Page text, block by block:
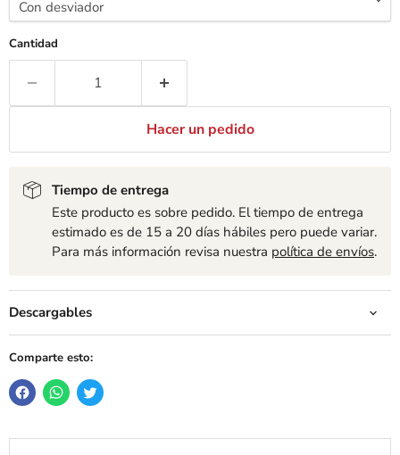
Cantidad
Hacer un pedido
Tiempo de entrega
Este producto es sobre pedido. El tiempo de entrega
estimado es de 15 a 20 días hábiles pero puede variar.
Para más información revisa nuestra política de envíos.
Descargables
Comparte esto: